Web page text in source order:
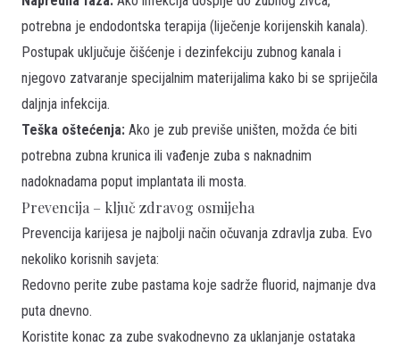
potrebna je endodontska terapija (liječenje korijenskih kanala).
Postupak uključuje čišćenje i dezinfekciju zubnog kanala i
njegovo zatvaranje specijalnim materijalima kako bi se spriječila
daljnja infekcija.
Teška oštećenja: Ako je zub previše uništen, možda će biti
potrebna zubna krunica ili vađenje zuba s naknadnim
nadoknadama poput implantata ili mosta.
Prevencija – ključ zdravog osmijeha
Prevencija karijesa je najbolji način očuvanja zdravlja zuba. Evo
nekoliko korisnih savjeta:
Redovno perite zube pastama koje sadrže fluorid, najmanje dva
puta dnevno.
Koristite konac za zube svakodnevno za uklanjanje ostataka